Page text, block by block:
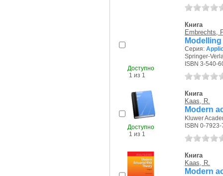
Доступно
1 из 1
Книга
Embrechts,
Серия:
Springer-
ISBN 3-540-
Доступно
1 из 1
Книга
Kaas, R.
Modern
Kluwer
ISBN 0-
Книга
Kaas, R.
Modern